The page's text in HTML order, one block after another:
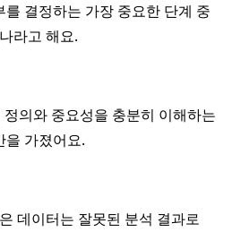
결정하는 가장 중요한 단계 중
라고 해요.
의와 중요성을 충분히 이해하는
을 가졌어요.
데이터는 잘못된 분석 결과로